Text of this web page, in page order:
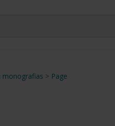
monografias > Page